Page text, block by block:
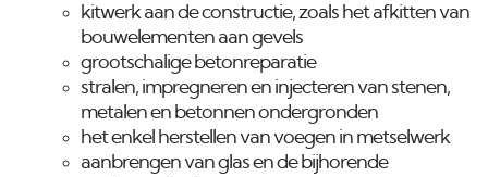
kitwerk aan de constructie, zoals het afkitten van
bouwelementen aan gevels
grootschalige betonreparatie
stralen, impregneren en injecteren van stenen,
metalen en betonnen ondergronden
het enkel herstellen van voegen in metselwerk
aanbrengen van glas en de bijhorende